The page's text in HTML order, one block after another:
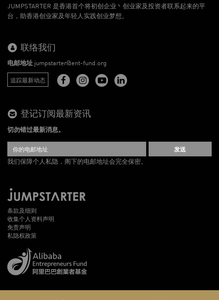
JUMPSTARTER 是香港首个将初创企业丶创业家及投资者联系起来的平
台，助香港创业家及年轻人实践创业梦想。
联络我们
电邮地址 jumpstarter@ent-fund.org
追踪最新动态
登记订阅最新资讯
切勿错过最新消息。
发送
我们保障个人私隐，阁下的电邮地址会完全保密。
条款及细则
收集个人资料声明
免责声明
私隐权政策